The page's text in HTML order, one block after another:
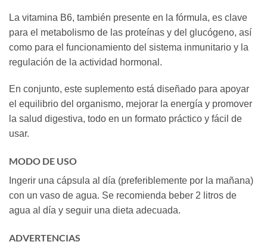
La vitamina B6, también presente en la fórmula, es clave
para el metabolismo de las proteínas y del glucógeno, así
como para el funcionamiento del sistema inmunitario y la
regulación de la actividad hormonal.
En conjunto, este suplemento está diseñado para apoyar
el equilibrio del organismo, mejorar la energía y promover
la salud digestiva, todo en un formato práctico y fácil de
usar.
MODO DE USO
Ingerir una cápsula al día (preferiblemente por la mañana)
con un vaso de agua. Se recomienda beber 2 litros de
agua al día y seguir una dieta adecuada.
ADVERTENCIAS